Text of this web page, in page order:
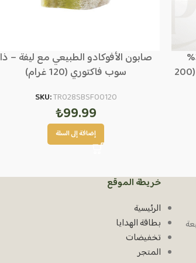
صابون زيت زيتون + زيت غار 30%
كلاسيكي صناعة يدوية – طحان توب (200
صابون الأفوكادو الطبيعي مع ليفة – ذا
سوب فاكتوري (120 غرام)
SKU:TR028SBSF00120
₺99.99
إضافة إلى السلة
خريطة الموقع
الرئيسية
بطاقة الهدايا
تخفيضات
المتجر